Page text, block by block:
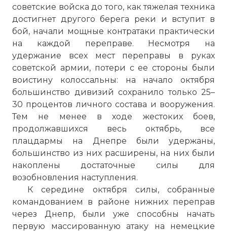
советские войска до того, как тяжелая техника
достигнет другого берега реки и вступит в
бой, начали мощные контратаки практически
на каждой переправе. Несмотря на
удержание всех мест переправы в руках
советской армии, потери с ее стороны были
воистину колоссальны: на начало октября
большинство дивизий сохранило только 25–
30 процентов личного состава и вооружения.
Тем не менее в ходе жестоких боев,
продолжавшихся весь октябрь, все
плацдармы на Днепре были удержаны,
большинство из них расширены, на них были
накоплены достаточные силы для
возобновления наступления.
К середине октября силы, собранные
командованием в районе нижних переправ
через Днепр, были уже способны начать
первую массированную атаку на немецкие
Немецкое командование, учитывая
опасность нанесения ударов советскими
войсками с захваченных ими
плацдармов, сосредоточило против них
сильные группировки. Учитывая
отсутствие у противника тактических и
оперативных резервов южнее Киева,
командующий войсками фронта
стремился возобновить активные
боевые действия без длительной
оперативной паузы, еще до завершения
полного сосредоточения на букринском
плацдарме основных сил 40-й и 3-й
гвардейской танковой армий.
Фото статьи: